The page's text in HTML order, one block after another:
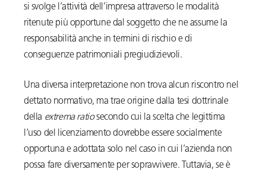
si svolge l’attività dell’impresa attraverso le modalità
ritenute più opportune dal soggetto che ne assume la
responsabilità anche in termini di rischio e di
conseguenze patrimoniali pregiudizievoli.
Una diversa interpretazione non trova alcun riscontro nel
dettato normativo, ma trae origine dalla tesi dottrinale
della extrema ratiosecondo cui la scelta che legittima
l’uso del licenziamento dovrebbe essere socialmente
opportuna e adottata solo nel caso in cui l’azienda non
possa fare diversamente per sopravvivere. Tuttavia, se è